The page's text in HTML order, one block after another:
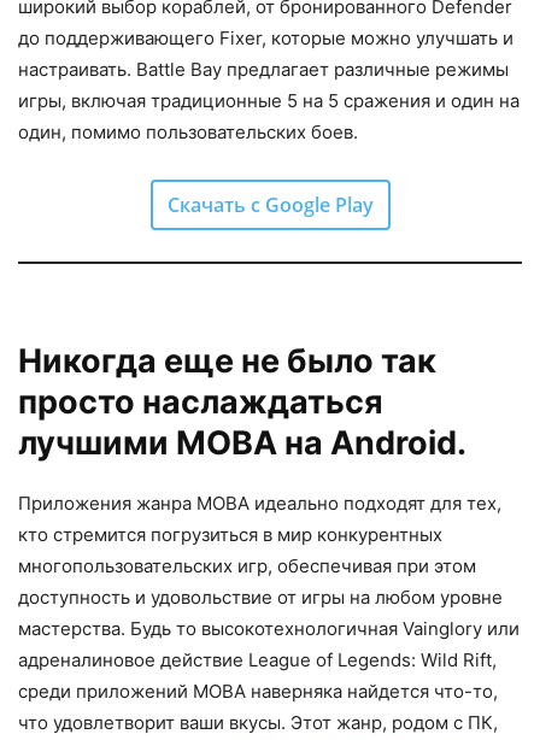
широкий выбор кораблей, от бронированного Defender
до поддерживающего Fixer, которые можно улучшать и
настраивать. Battle Bay предлагает различные режимы
игры, включая традиционные 5 на 5 сражения и один на
один, помимо пользовательских боев.
Скачать с Google Play
Никогда еще не было так
просто наслаждаться
лучшими MOBA на Android.
Приложения жанра MOBA идеально подходят для тех,
кто стремится погрузиться в мир конкурентных
многопользовательских игр, обеспечивая при этом
доступность и удовольствие от игры на любом уровне
мастерства. Будь то высокотехнологичная Vainglory или
адреналиновое действие League of Legends: Wild Rift,
среди приложений MOBA наверняка найдется что-то,
что удовлетворит ваши вкусы. Этот жанр, родом с ПК,